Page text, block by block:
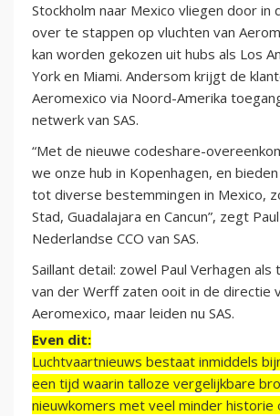
Stockholm naar Mexico vliegen door in
over te stappen op vluchten van
kan worden gekozen uit hubs als Los
York en Miami. Andersom krijgt de
Aeromexico via Noord-Amerika
netwerk van SAS.
“Met de nieuwe codeshare-
we onze hub in Kopenhagen, en
tot diverse bestemmingen in Mexico,
Stad, Guadalajara en Cancun”, zegt
Nederlandse CCO van SAS.
Saillant detail: zowel Paul Verhagen als
van der Werff zaten ooit in de directie
Aeromexico, maar leiden nu SAS.
Even dit:
Luchtvaartnieuws bestaat inmiddels
een tijd waarin talloze vergelijkbare
nieuwkomers met veel minder historie